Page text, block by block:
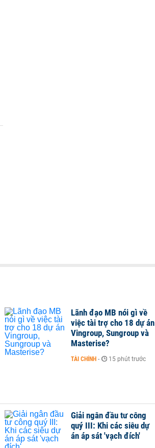
Lãnh đạo MB nói gì về
việc tài trợ cho 18 dự án
Vingroup, Sungroup và
Masterise?
TÀI CHÍNH - 15 phút trước
Giải ngân đầu tư công
quý III: Khi các siêu dự
án áp sát 'vạch đích'